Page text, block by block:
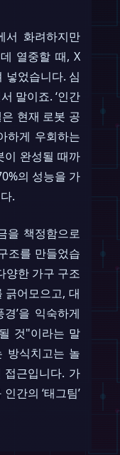
서 화려하지만
열중할 때, X
넣었습니다. 심
말이죠. ‘인간
현재 로봇 공
하게 우회하는
이 완성될 때까
의 성능을 가
.
을 책정함으로
조를 만들었습
양한 가구 구조
긁어모으고, 대
’을 익숙하게
것"이라는 말
방식치고는 놀
접근입니다. 가
간의 ‘태그팀’